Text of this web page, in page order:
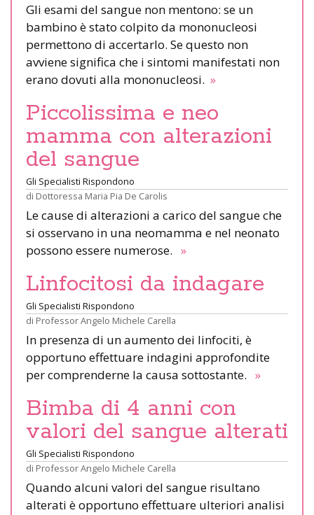
Gli esami del sangue non mentono: se un
bambino è stato colpito da mononucleosi
permettono di accertarlo. Se questo non
avviene significa che i sintomi manifestati non
erano dovuti alla mononucleosi. »
Piccolissima e neo
mamma con alterazioni
del sangue
Gli Specialisti Rispondono
di Dottoressa Maria Pia De Carolis
Le cause di alterazioni a carico del sangue che
si osservano in una neomamma e nel neonato
possono essere numerose. »
Linfocitosi da indagare
Gli Specialisti Rispondono
di Professor Angelo Michele Carella
In presenza di un aumento dei linfociti, è
opportuno effettuare indagini approfondite
per comprenderne la causa sottostante. »
Bimba di 4 anni con
valori del sangue alterati
Gli Specialisti Rispondono
di Professor Angelo Michele Carella
Quando alcuni valori del sangue risultano
alterati è opportuno effettuare ulteriori analisi